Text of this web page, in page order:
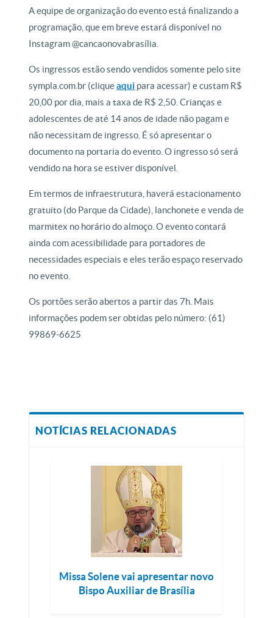
A equipe de organização do evento está finalizando a
programação, que em breve estará disponível no
Instagram @cancaonovabrasília.
Os ingressos estão sendo vendidos somente pelo site
sympla.com.br (cliqueaqui para acessar) e custam R$
20,00 por dia, mais a taxa de R$ 2,50. Crianças e
adolescentes de até 14 anos de idade não pagam e
não necessitam de ingresso. É só apresentar o
documento na portaria do evento. O ingresso só será
vendido na hora se estiver disponível.
Em termos de infraestrutura, haverá estacionamento
gratuito (do Parque da Cidade), lanchonete e venda de
marmitex no horário do almoço. O evento contará
ainda com acessibilidade para portadores de
necessidades especiais e eles terão espaço reservado
no evento.
Os portões serão abertos a partir das 7h. Mais
informações podem ser obtidas pelo número: (61)
99869-6625
NOTÍCIAS RELACIONADAS
Missa Solene vai apresentar novo
Bispo Auxiliar de Brasília